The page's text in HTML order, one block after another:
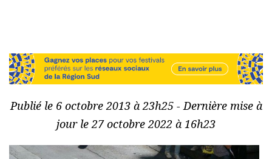
Publié le 6 octobre 2013 à 23h25 - Dernière mise à
jour le 27 octobre 2022 à 16h23